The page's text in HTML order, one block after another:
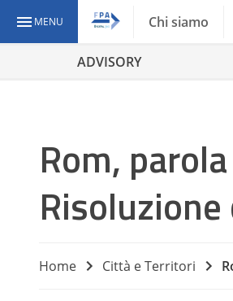
MENU Chi siamo
ADVISORY
Rom,
Home Città e Territori